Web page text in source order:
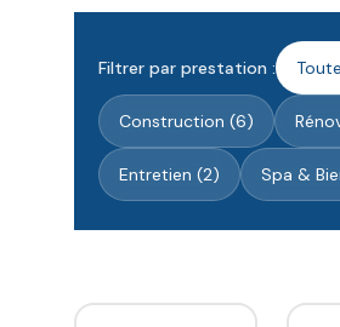
Filtrer par prestation :
Construction (6)
Entretien (2) Spa &